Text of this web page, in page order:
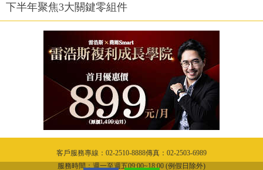
下半年聚焦3大關鍵零組件
客戶服務專線：02-2510-8888傳真：02-2503-6989
服務時間：週一至週五09:00~18:00 (例假日除外)